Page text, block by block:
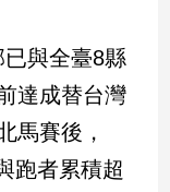
與全臺8縣
達成替台灣
馬賽後，
跑者累積超